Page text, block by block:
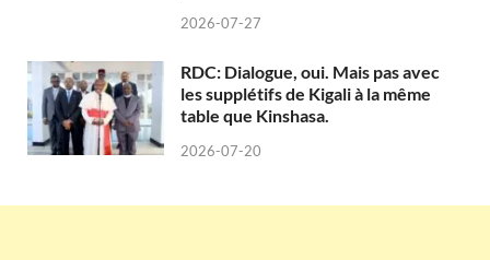
2026-07-27
RDC: Dialogue, oui. Mais pas avec
les supplétifs de Kigali à la même
table que Kinshasa.
2026-07-20